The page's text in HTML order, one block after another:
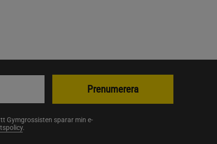
Gymgrossisten sparar min e-
.
Prenumerera